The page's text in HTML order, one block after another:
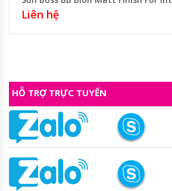
Liên hệ
HỖ TRỢ TRỰC TUYẾN